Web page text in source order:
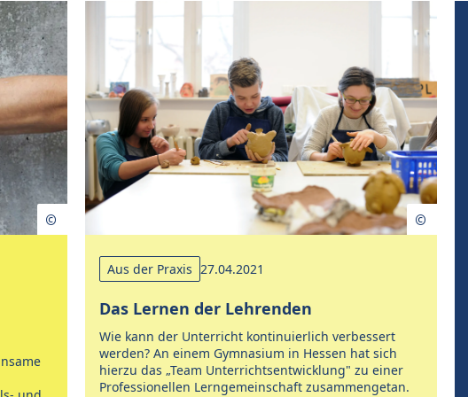
Aus der Praxis 27.04.2021
Das Lernen der Lehrenden
Wie kann der Unterricht kontinuierlich verbessert
werden? An einem Gymnasium in Hessen hat sich
hierzu das „Team Unterrichtsentwicklung" zu einer
Professionellen Lerngemeinschaft zusammengetan.